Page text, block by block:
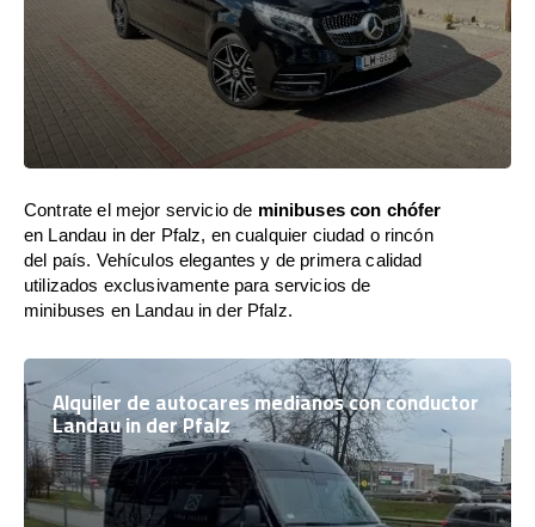
Contrate el mejor servicio de minibuses con chófer
en Landau in der Pfalz, en cualquier ciudad o rincón
del país. Vehículos elegantes y de primera calidad
utilizados exclusivamente para servicios de
minibuses en Landau in der Pfalz.
Alquiler de autocares medianos con conductor
Landau in der Pfalz